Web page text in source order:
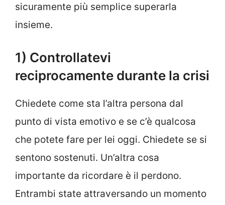
sicuramente più semplice superarla
insieme.
1) Controllatevi
reciprocamente durante la crisi
Chiedete come sta l’altra persona dal
punto di vista emotivo e se c’è qualcosa
che potete fare per lei oggi. Chiedete se si
sentono sostenuti. Un’altra cosa
importante da ricordare è il perdono.
Entrambi state attraversando un momento